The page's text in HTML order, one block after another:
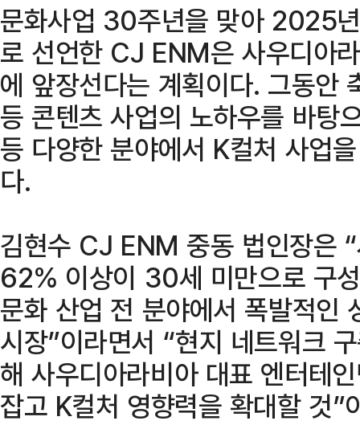
문화사업 30주년을 맞아 2025
로 선언한 CJ ENM은 사우디아
에 앞장선다는 계획이다. 그동안
등 콘텐츠 사업의 노하우를 바탕
등 다양한 분야에서 K컬처 사업
다.
김현수 CJ ENM 중동 법인장은
62% 이상이 30세 미만으로 구
문화 산업 전 분야에서 폭발적인
시장”이라면서 “현지 네트워크
해 사우디아라비아 대표 엔터테
잡고 K컬처 영향력을 확대할 것”